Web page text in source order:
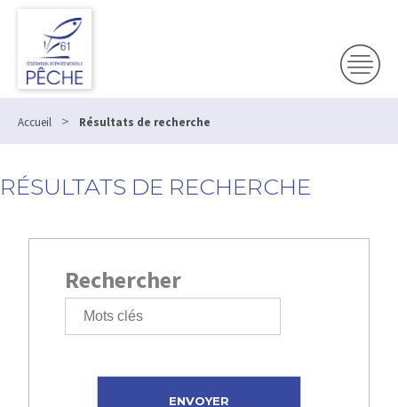
Accueil > Résultats de recherche
RÉSULTATS DE RECHERCHE
Rechercher